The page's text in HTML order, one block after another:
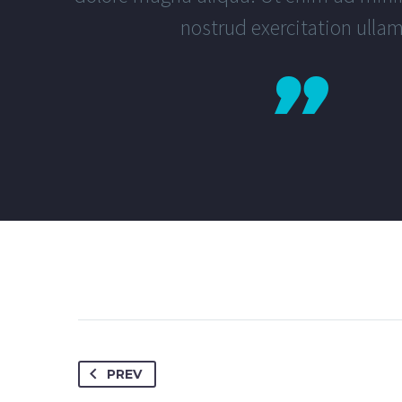
nostrud exercitation
PREV